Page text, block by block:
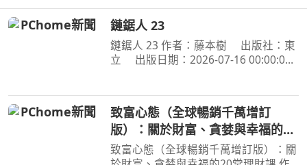
2026-08-04 00:00:00 定期健檢正常，為何仍得胰臟
癌？ 台大權威醫師25年篩檢實證， 鎖定胰臟癌關鍵1
鏈鋸人 23
鏈鋸人 23 作者：藤本樹 出版社：東
立 出版日期：2026-07-16 00:00:00
死之惡魔的公安也企圖與淀治接觸。夾
在兩個選項之間感到
致富心態（全球暢銷千萬增訂
版）：關於財富、貪婪與幸福的20
堂理財課
致富心態（全球暢銷千萬增訂版）：關